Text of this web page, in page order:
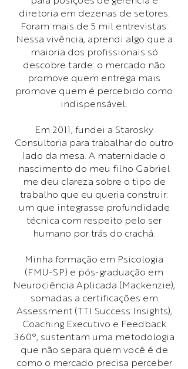
diretoria em dezenas de setores.
Foram mais de 5 mil entrevistas.
Nessa vivência, aprendi algo que a
maioria dos profissionais só
descobre tarde: o mercado não
promove quem entrega mais
promove quem é percebido como
indispensável.
Em 2011, fundei a Starosky
Consultoria para trabalhar do outro
lado da mesa. A maternidade o
nascimento do meu filho Gabriel
me deu clareza sobre o tipo de
trabalho que eu queria construir:
um que integrasse profundidade
técnica com respeito pelo ser
humano por trás do crachá.
Minha formação em Psicologia
(FMU-SP) e pós-graduação em
Neurociência Aplicada (Mackenzie),
somadas a certificações em
Assessment (TTI Success Insights),
Coaching Executivo e Feedback
360°, sustentam uma metodologia
que não separa quem você é de
como o mercado precisa perceber